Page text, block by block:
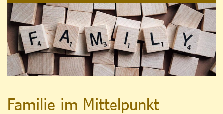
Familie im Mittelpunkt